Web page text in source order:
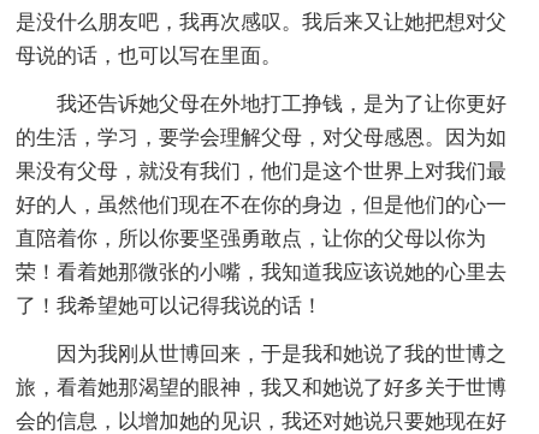
是没什么朋友吧，我再次感叹。我后来又让她把想对父
母说的话，也可以写在里面。
我还告诉她父母在外地打工挣钱，是为了让你更好
的生活，学习，要学会理解父母，对父母感恩。因为如
果没有父母，就没有我们，他们是这个世界上对我们最
好的人，虽然他们现在不在你的身边，但是他们的心一
直陪着你，所以你要坚强勇敢点，让你的父母以你为
荣！看着她那微张的小嘴，我知道我应该说她的心里去
了！我希望她可以记得我说的话！
因为我刚从世博回来，于是我和她说了我的世博之
旅，看着她那渴望的眼神，我又和她说了好多关于世博
会的信息，以增加她的见识，我还对她说只要她现在好